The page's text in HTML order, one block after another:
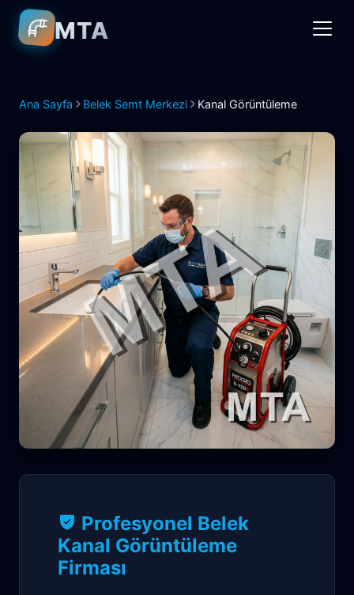
MTA
Ana Sayfa Belek Semt Merkezi Kanal Görüntüleme
Belek Kanal
Görüntüleme
Profesyonel Belek
Kanal Görüntüleme
Firması